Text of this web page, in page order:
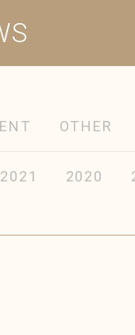
OTHER
2021 2020